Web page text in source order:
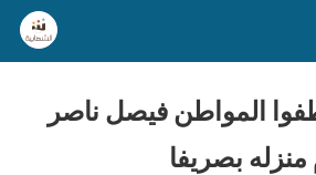
المواطن فيصل ناصر
بصريفا